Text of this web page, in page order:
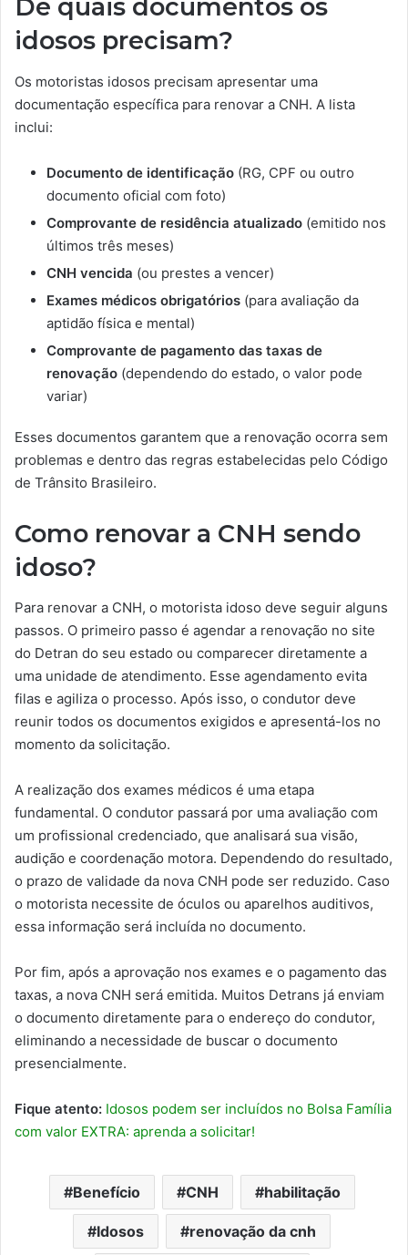
De quais documentos os
idosos precisam?
Os motoristas idosos precisam apresentar uma
documentação específica para renovar a CNH. A lista
inclui:
Documento de identificação (RG, CPF ou outro
documento oficial com foto)
Comprovante de residência atualizado (emitido nos
últimos três meses)
CNH vencida (ou prestes a vencer)
Exames médicos obrigatórios (para avaliação da
aptidão física e mental)
Comprovante de pagamento das taxas de
renovação (dependendo do estado, o valor pode
variar)
Esses documentos garantem que a renovação ocorra sem
problemas e dentro das regras estabelecidas pelo Código
de Trânsito Brasileiro.
Como renovar a CNH sendo
idoso?
Para renovar a CNH, o motorista idoso deve seguir alguns
passos. O primeiro passo é agendar a renovação no site
do Detran do seu estado ou comparecer diretamente a
uma unidade de atendimento. Esse agendamento evita
filas e agiliza o processo. Após isso, o condutor deve
reunir todos os documentos exigidos e apresentá-los no
momento da solicitação.
A realização dos exames médicos é uma etapa
fundamental. O condutor passará por uma avaliação com
um profissional credenciado, que analisará sua visão,
audição e coordenação motora. Dependendo do resultado,
o prazo de validade da nova CNH pode ser reduzido. Caso
o motorista necessite de óculos ou aparelhos auditivos,
essa informação será incluída no documento.
Por fim, após a aprovação nos exames e o pagamento das
taxas, a nova CNH será emitida. Muitos Detrans já enviam
o documento diretamente para o endereço do condutor,
eliminando a necessidade de buscar o documento
presencialmente.
Fique atento: Idosos podem ser incluídos no Bolsa Família
com valor EXTRA: aprenda a solicitar!
Benefício CNH habilitação
Idosos renovação da cnh